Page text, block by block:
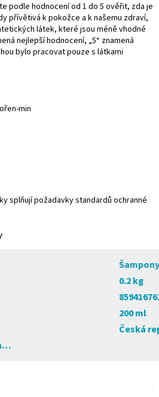
podle hodnocení od 1 do 5 ověřit, zda je
přívětivá k pokožce a k našemu zdraví,
látek, které jsou méně vhodné
nejlepší hodnocení, „5“ znamená
bylo pracovat pouze s látkami
splňují požadavky standardů ochranné
0.2 kg
200 ml
Česká